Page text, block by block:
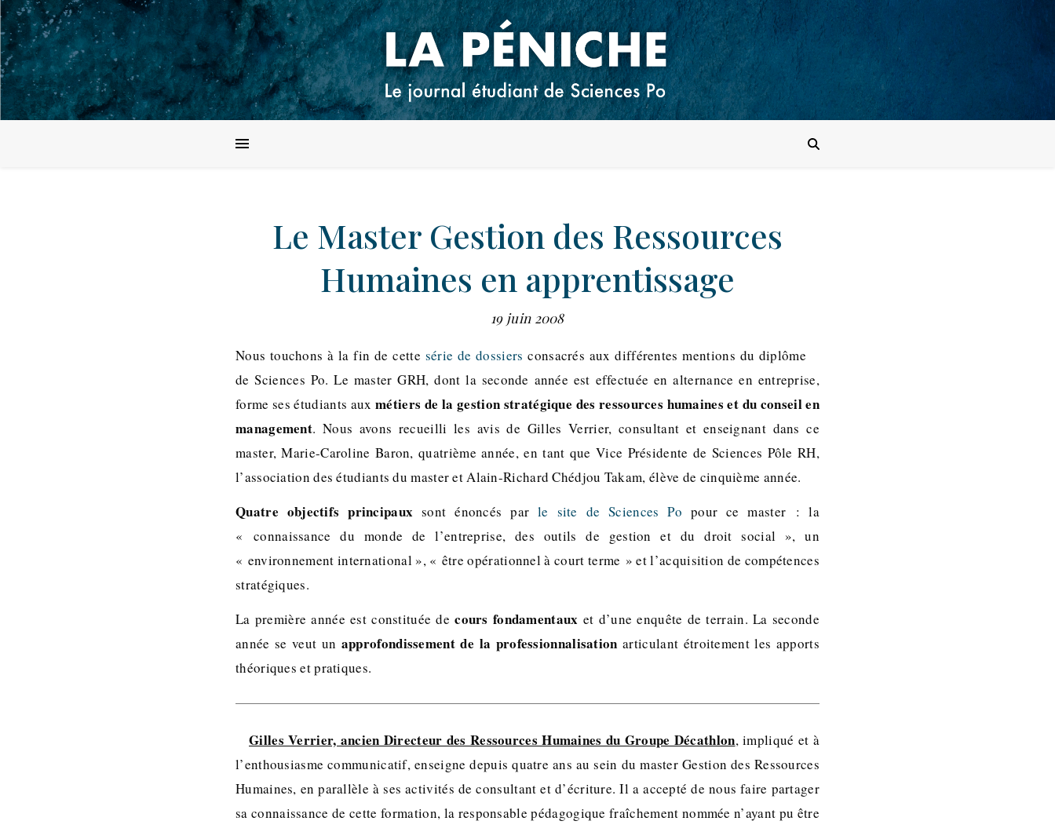
Le Master Gestion des Ressources
Humaines en apprentissage
19 juin 2008
Nous touchons à la fin de cette série de dossiers consacrés aux différentes mentions du diplôme
de Sciences Po. Le master GRH, dont la seconde année est effectuée en alternance en entreprise,
forme ses étudiants auxmétiers de la gestion stratégique des ressources humaines et du conseil en
management. Nous avons recueilli les avis de Gilles Verrier, consultant et enseignant dans ce
master, Marie-Caroline Baron, quatrième année, en tant que Vice Présidente de Sciences Pôle RH,
l’association des étudiants du master et Alain-Richard Chédjou Takam, élève de cinquième année.
Quatre objectifs principaux sont énoncés parle site de Sciences Po pour ce master : la
« connaissance du monde de l’entreprise, des outils de gestion et du droit social », un
« environnement international », « être opérationnel à court terme » et l’acquisition de compétences
stratégiques.
La première année est constituée decours fondamentaux et d’une enquête de terrain. La seconde
année se veut un approfondissement de la professionnalisation articulant étroitement les apports
théoriques et pratiques.
Gilles Verrier, ancien Directeur des Ressources Humaines du Groupe Décathlon, impliqué et à
l’enthousiasme communicatif, enseigne depuis quatre ans au sein du master Gestion des Ressources
Humaines, en parallèle à ses activités de consultant et d’écriture. Il a accepté de nous faire partager
sa connaissance de cette formation, la responsable pédagogique fraîchement nommée n’ayant pu être